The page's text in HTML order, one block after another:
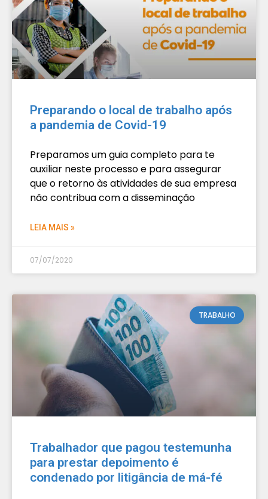
Preparando o local de trabalho após
a pandemia de Covid-19
Preparamos um guia completo para te
auxiliar neste processo e para assegurar
que o retorno às atividades de sua empresa
não contribua com a disseminação
LEIA MAIS »
07/07/2020
TRABALHO
Trabalhador que pagou testemunha
para prestar depoimento é
condenado por litigância de má-fé